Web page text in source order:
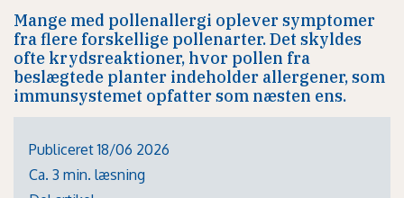
Mange med pollenallergi oplever symptomer
fra flere forskellige pollenarter. Det skyldes
ofte krydsreaktioner, hvor pollen fra
beslægtede planter indeholder allergener, som
immunsystemet opfatter som næsten ens.
Publiceret 18/06 2026
Ca. 3 min. læsning